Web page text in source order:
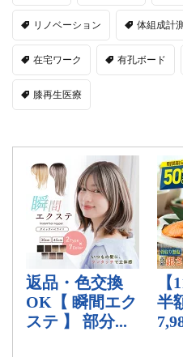
リノベーション 体組成計
在宅ワーク 有孔ボード
膝再生医療